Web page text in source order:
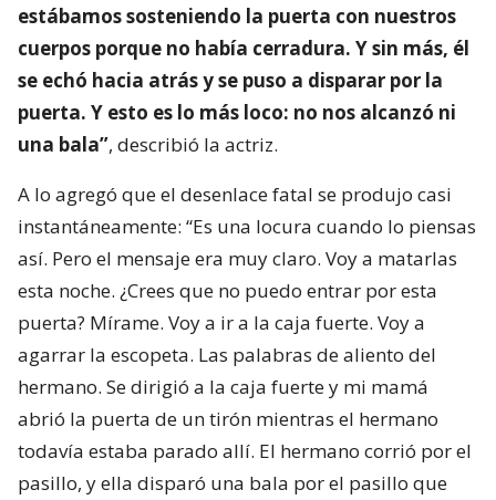
estábamos sosteniendo la puerta con nuestros
cuerpos porque no había cerradura. Y sin más, él
se echó hacia atrás y se puso a disparar por la
puerta. Y esto es lo más loco: no nos alcanzó ni
una bala”, describió la actriz.
A lo agregó que el desenlace fatal se produjo casi
instantáneamente: “Es una locura cuando lo piensas
así. Pero el mensaje era muy claro. Voy a matarlas
esta noche. ¿Crees que no puedo entrar por esta
puerta? Mírame. Voy a ir a la caja fuerte. Voy a
agarrar la escopeta. Las palabras de aliento del
hermano. Se dirigió a la caja fuerte y mi mamá
abrió la puerta de un tirón mientras el hermano
todavía estaba parado allí. El hermano corrió por el
pasillo, y ella disparó una bala por el pasillo que